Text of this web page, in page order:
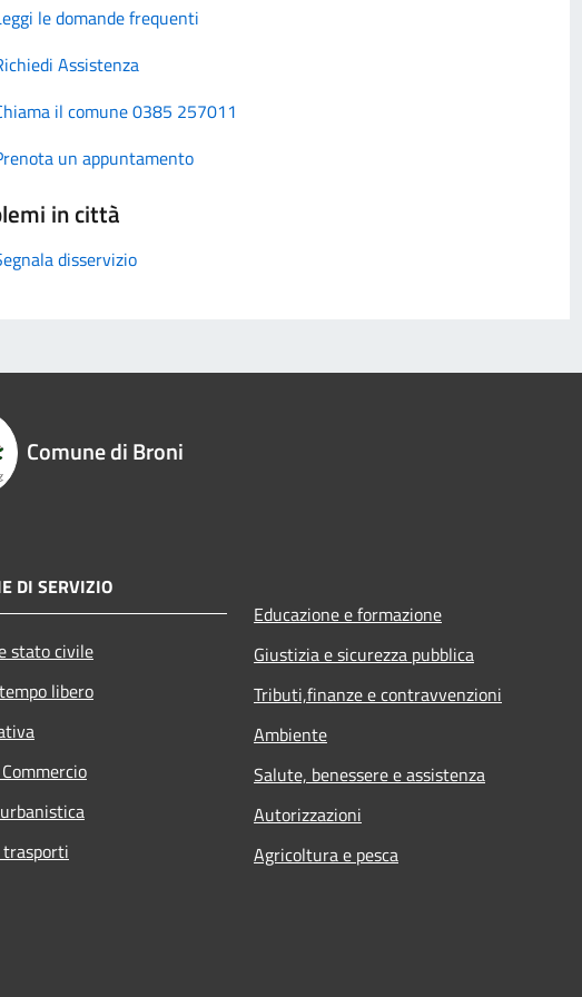
le domande frequenti
Assistenza
il comune 0385 257011
un appuntamento
in città
disservizio
Comune di Broni
DI SERVIZIO
stato civile
libero
Educazione e formazione
Giustizia e sicurezza pubblica
Tributi,finanze e contravvenzioni
Ambiente
Salute, benessere e assistenza
Autorizzazioni
Agricoltura e pesca